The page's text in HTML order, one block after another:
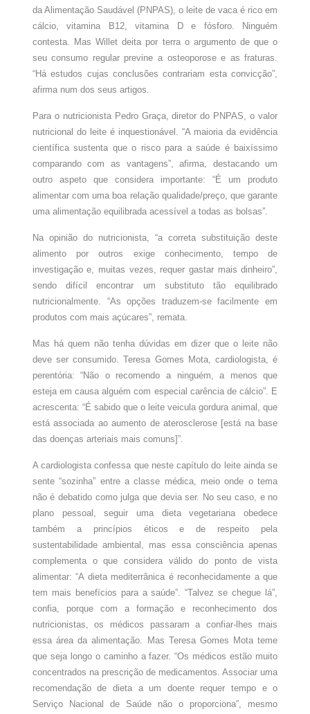
da Alimentação Saudável (PNPAS), o leite de vaca é rico em
cálcio, vitamina B12, vitamina D e fósforo. Ninguém
contesta. Mas Willet deita por terra o argumento de que o
seu consumo regular previne a osteoporose e as fraturas.
“Há estudos cujas conclusões contrariam esta convicção”,
afirma num dos seus artigos.
Para o nutricionista Pedro Graça, diretor do PNPAS, o valor
nutricional do leite é inquestionável. “A maioria da evidência
científica sustenta que o risco para a saúde é baixíssimo
comparando com as vantagens”, afirma, destacando um
outro aspeto que considera importante: “É um produto
alimentar com uma boa relação qualidade/preço, que garante
uma alimentação equilibrada acessível a todas as bolsas”.
Na opinião do nutricionista, “a correta substituição deste
alimento por outros exige conhecimento, tempo de
investigação e, muitas vezes, requer gastar mais dinheiro”,
sendo difícil encontrar um substituto tão equilibrado
nutricionalmente. “As opções traduzem-se facilmente em
produtos com mais açúcares”, remata.
Mas há quem não tenha dúvidas em dizer que o leite não
deve ser consumido. Teresa Gomes Mota, cardiologista, é
perentória: “Não o recomendo a ninguém, a menos que
esteja em causa alguém com especial carência de cálcio”. E
acrescenta: “É sabido que o leite veicula gordura animal, que
está associada ao aumento de aterosclerose [está na base
das doenças arteriais mais comuns]”.
A cardiologista confessa que neste capítulo do leite ainda se
sente “sozinha” entre a classe médica, meio onde o tema
não é debatido como julga que devia ser. No seu caso, e no
plano pessoal, seguir uma dieta vegetariana obedece
também a princípios éticos e de respeito pela
sustentabilidade ambiental, mas essa consciência apenas
complementa o que considera válido do ponto de vista
alimentar: “A dieta mediterrânica é reconhecidamente a que
tem mais benefícios para a saúde”. “Talvez se chegue lá”,
confia, porque com a formação e reconhecimento dos
nutricionistas, os médicos passaram a confiar-lhes mais
essa área da alimentação. Mas Teresa Gomes Mota teme
que seja longo o caminho a fazer. “Os médicos estão muito
concentrados na prescrição de medicamentos. Associar uma
recomendação de dieta a um doente requer tempo e o
Serviço Nacional de Saúde não o proporciona”, mesmo